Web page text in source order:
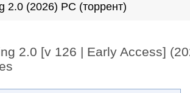
2.0 (2026) PC (торрент)
2.0 [v 126 | Early Access]